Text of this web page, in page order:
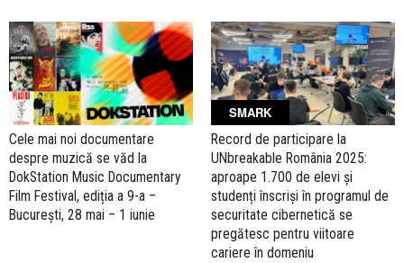
Cele mai noi documentare
despre muzică se văd la
DokStation Music Documentary
Film Festival, ediția a 9-a –
București, 28 mai – 1 iunie
SMARK
Record de participare la
UNbreakable România 2025:
aproape 1.700 de elevi și
studenți înscriși în programul de
securitate cibernetică se
pregătesc pentru viitoare
cariere în domeniu